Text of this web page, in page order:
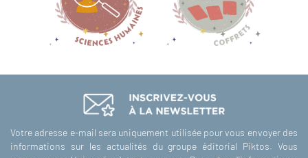
Votre adresse e-mail sera uniquement utilisée pour vous envoyer des
informations sur les actualités du groupe éditorial Piktos. Vous